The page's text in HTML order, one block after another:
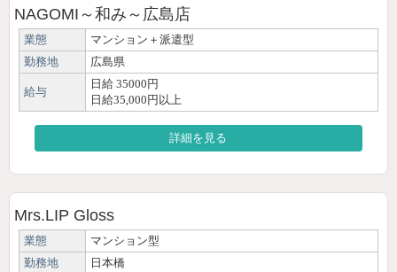
NAGOMI～和み～広島店
業態
マンション＋派遣型
勤務地
広島県
給与
日給 35000円
日給35,000円以上
詳細を見る
Mrs.LIP Gloss
業態
マンション型
勤務地
日本橋